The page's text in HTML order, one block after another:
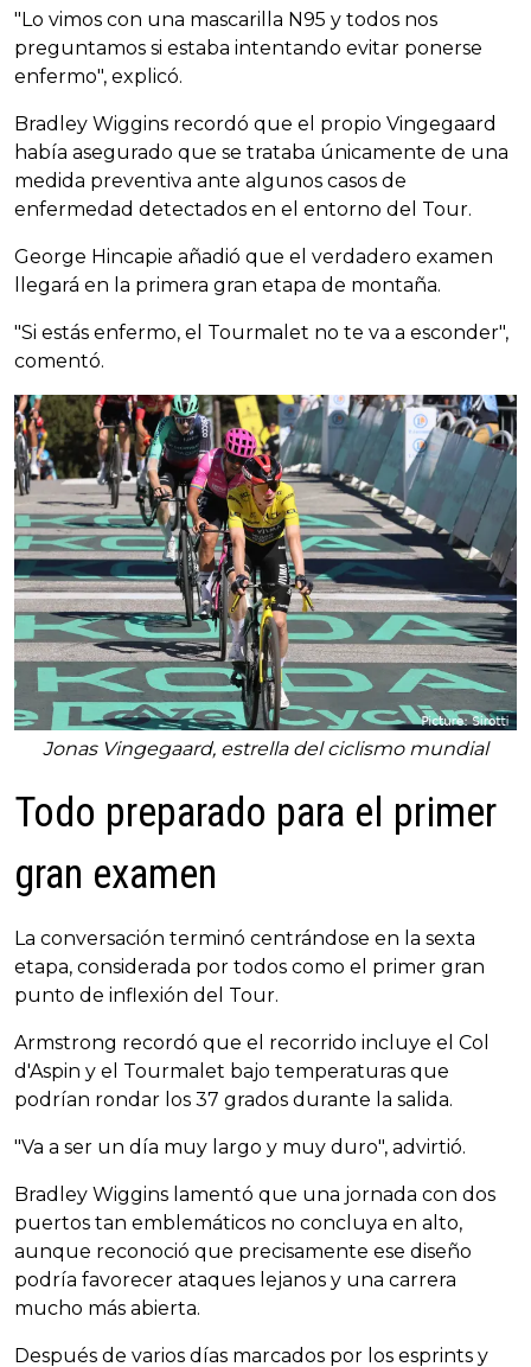
"Lo vimos con una mascarilla N95 y todos nos
preguntamos si estaba intentando evitar ponerse
enfermo", explicó.
Bradley Wiggins recordó que el propio Vingegaard
había asegurado que se trataba únicamente de una
medida preventiva ante algunos casos de
enfermedad detectados en el entorno del Tour.
George Hincapie añadió que el verdadero examen
llegará en la primera gran etapa de montaña.
"Si estás enfermo, el Tourmalet no te va a esconder",
comentó.
Jonas Vingegaard, estrella del ciclismo mundial
Todo preparado para el primer
gran examen
La conversación terminó centrándose en la sexta
etapa, considerada por todos como el primer gran
punto de inflexión del Tour.
Armstrong recordó que el recorrido incluye el Col
d'Aspin y el Tourmalet bajo temperaturas que
podrían rondar los 37 grados durante la salida.
"Va a ser un día muy largo y muy duro", advirtió.
Bradley Wiggins lamentó que una jornada con dos
puertos tan emblemáticos no concluya en alto,
aunque reconoció que precisamente ese diseño
podría favorecer ataques lejanos y una carrera
mucho más abierta.
Después de varios días marcados por los esprints y